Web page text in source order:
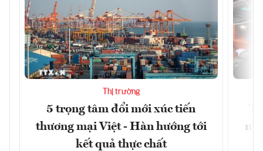
Thị trường
5 trọng tâm đổi mới xúc tiến
thương mại Việt - Hàn hướng tới
kết quả thực chất